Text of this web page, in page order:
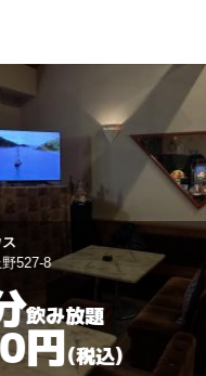
所沢市緑町1-17-21
60分飲み放題
3,000円